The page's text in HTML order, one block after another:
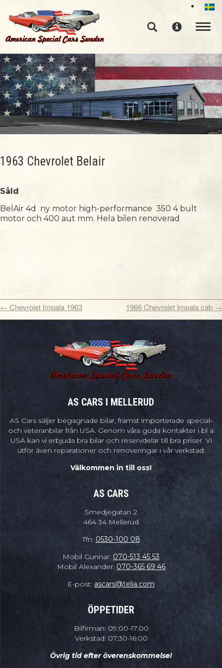
Toggle
1963 Chevrolet Belair
Såld
BelAir 4d ny motor high-performance 350 4 bult
motor och 400 aut mm. Hela bilen renoverad
← Chevrolet Impala 1963 1966 Chevrolet Impala cab →
AS CARS I MELLERUD
AS Cars säljer begagnade bilar, främst importerade special-
och veteranbilar från USA. Genom våra goda kontakter i bl a
USA kan vi erbjuda bra bilar och reservdelar till bra priser. Vi
utför även reparationer och renoveringar i vår verkstad.
Välkommen in till oss!
AS CARS
Smedjegatan 2
464 34 Mellerud
Tfn: 0530-100 08
Mobil Gunnar: 070-513 45 53
Mobil Alexander: 070-365 69 46
E-post: ascars@telia.com
ÖPPETIDER
Bilfirman: 09:00-17:00
Verkstad: 07:30-16:00
Övrig tid efter överenskommelse!